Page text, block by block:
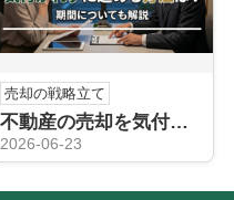
売却の戦略立て
不動産の売却を気付かれずに進める方法は？期間についても解説
2026-06-23